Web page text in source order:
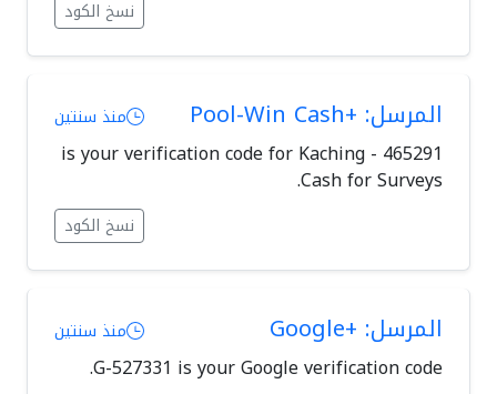
نسخ الكود
المرسل: +Pool-Win Cash منذ سنتين
465291 is your verification code for Kaching -
Cash for Surveys.
نسخ الكود
المرسل: +Google منذ سنتين
G-527331 is your Google verification code.